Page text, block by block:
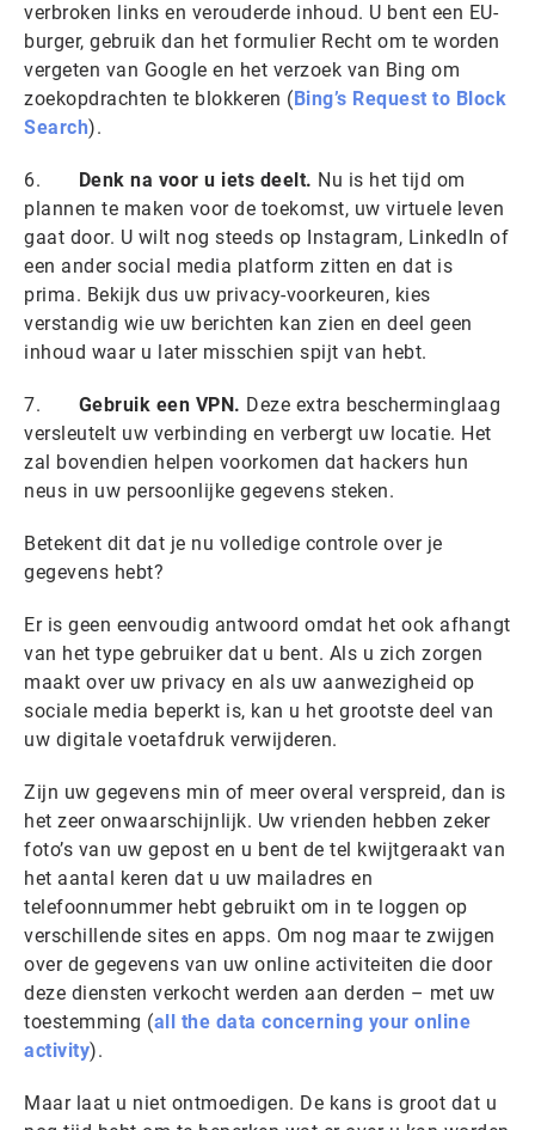
verbroken links en verouderde inhoud. U bent een EU-
burger, gebruik dan het formulier Recht om te worden
vergeten van Google en het verzoek van Bing om
zoekopdrachten te blokkeren (Bing’s Request to Block
Search).
6. Denk na voor u iets deelt. Nu is het tijd om
plannen te maken voor de toekomst, uw virtuele leven
gaat door. U wilt nog steeds op Instagram, LinkedIn of
een ander social media platform zitten en dat is
prima. Bekijk dus uw privacy-voorkeuren, kies
verstandig wie uw berichten kan zien en deel geen
inhoud waar u later misschien spijt van hebt.
7. Gebruik een VPN. Deze extra bescherminglaag
versleutelt uw verbinding en verbergt uw locatie. Het
zal bovendien helpen voorkomen dat hackers hun
neus in uw persoonlijke gegevens steken.
Betekent dit dat je nu volledige controle over je
gegevens hebt?
Er is geen eenvoudig antwoord omdat het ook afhangt
van het type gebruiker dat u bent. Als u zich zorgen
maakt over uw privacy en als uw aanwezigheid op
sociale media beperkt is, kan u het grootste deel van
uw digitale voetafdruk verwijderen.
Zijn uw gegevens min of meer overal verspreid, dan is
het zeer onwaarschijnlijk. Uw vrienden hebben zeker
foto’s van uw gepost en u bent de tel kwijtgeraakt van
het aantal keren dat u uw mailadres en
telefoonnummer hebt gebruikt om in te loggen op
verschillende sites en apps. Om nog maar te zwijgen
over de gegevens van uw online activiteiten die door
deze diensten verkocht werden aan derden – met uw
toestemming (all the data concerning your online
activity).
Maar laat u niet ontmoedigen. De kans is groot dat u